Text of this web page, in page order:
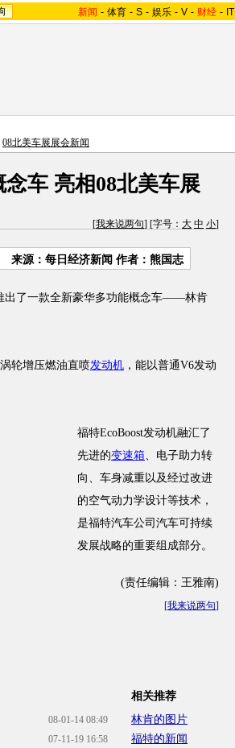
新闻 - 体育 - S - 娱乐 - V - 财经 - IT
08北美车展展会新闻
车 亮相08北美车展
[我来说两句] [字号： 大 中 小]
来源：每日经济新闻 作者：熊国志
出了一款全新豪华多功能概念车——林肯
轮增压燃油直喷发动机 ，能以普通V6发动
福特EcoBoost发动机融汇了
先进的变速箱、电子助力转
向、车身减重以及经过改进
的空气动力学设计等技术，
是福特汽车公司汽车可持续
发展战略的重要组成部分。
(责任编辑：王雅南)
[我来说两句]
08-01-14 08:49
07-11-19 16:58
相关推荐
林肯的图片
福特的新闻